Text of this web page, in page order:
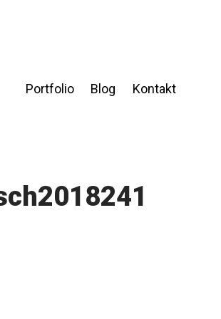
Portfolio Blog Kontakt